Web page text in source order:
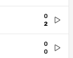
0
2
0
0